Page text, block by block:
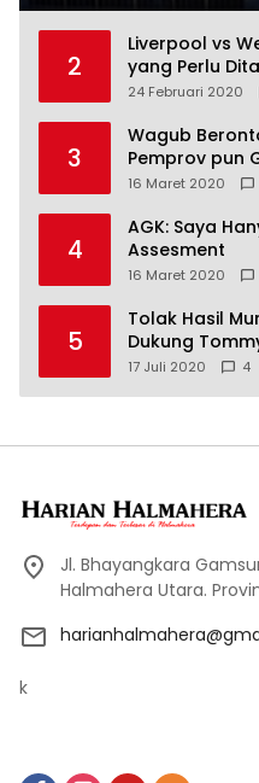
2
Liverpool vs
yang Perlu
24 Februari 2020
3
Wagub
Pemprov pun
16 Maret 2020
4
AGK: Saya
Assesment
16 Maret 2020
5
Tolak Hasil
Dukung
17 Juli 2020 4
Jl. Bhayangkara
Halmahera Utara.
k